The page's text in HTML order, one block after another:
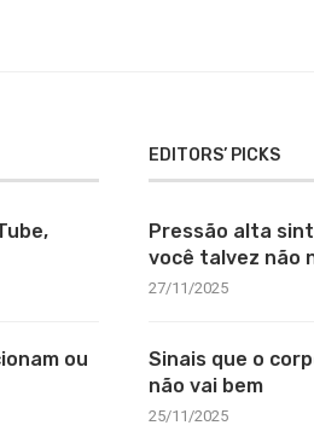
ou
EDITORS’ PICKS
Pressão alta
você talvez não
27/11/2025
Sinais que o
não vai bem
25/11/2025